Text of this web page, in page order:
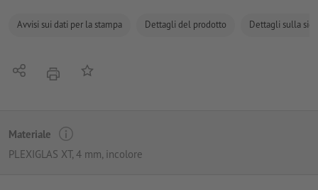
Avvisi sui dati per la stampa Dettagli del prodotto Dettagli sulla
Condividistamparealla lista preferiti
Materiale
PLEXIGLAS XT, 4 mm, incolore